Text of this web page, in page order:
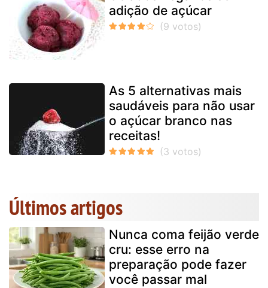
adição de açúcar
As 5 alternativas mais
saudáveis para não usar
o açúcar branco nas
receitas!
Últimos artigos
Nunca coma feijão verde
cru: esse erro na
preparação pode fazer
você passar mal